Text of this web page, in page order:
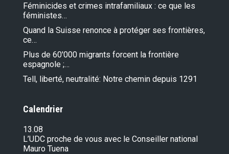
Féminicides et crimes intrafamiliaux : ce que les
féministes…
Quand la Suisse renonce à protéger ses frontières,
ce…
Plus de 60'000 migrants forcent la frontière
espagnole ;…
Tell, liberté, neutralité: Notre chemin depuis 1291
Calendrier
13.08
L’UDC proche de vous avec le Conseiller national
Mauro Tuena